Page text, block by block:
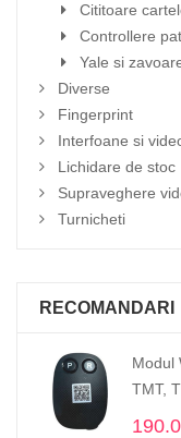
Cititoare
Controllere
Yale si
Diverse
Fingerprint
Interfoane si
Lichidare de stoc
Supraveghere
Turnicheti
RECOMANDARI
Modul
TMT,